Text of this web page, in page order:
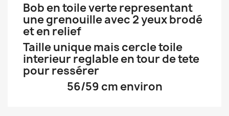
Bob en toile verte representant
une grenouille avec 2 yeux brodé
et en relief
Taille unique mais cercle toile
interieur reglable en tour de tete
pour ressérer
56/59 cm environ